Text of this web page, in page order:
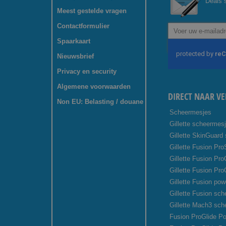
Meest gestelde vragen
Contactformulier
Spaarkaart
Nieuwsbrief
Privacy en security
Algemene voorwaarden
Non EU: Belasting / douane
Abonneer
onze
DIRECT NAAR
Scheermesjes
Gillette
Gillette SkinGuard
Gillette Fusion
Gillette Fusion
Gillette Fusion
Gillette Fusion
Gillette Fusion
Gillette Mach3
Fusion ProGlide